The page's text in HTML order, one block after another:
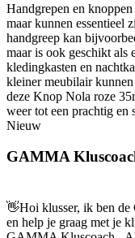
Handgrepen en
maar kunnen essentieel
handgreep kan
maar is ook geschikt als
kledingkasten en
kleiner meubilair
deze Knop Nola roze
weer tot een prachtig en
Nieuw
GAMMA
👋Hoi klusser, ik ben
en help je graag met je